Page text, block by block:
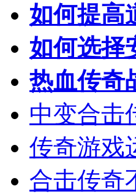
如何提高
如何选择
热血传奇
中变合击
传奇游戏
合击传奇